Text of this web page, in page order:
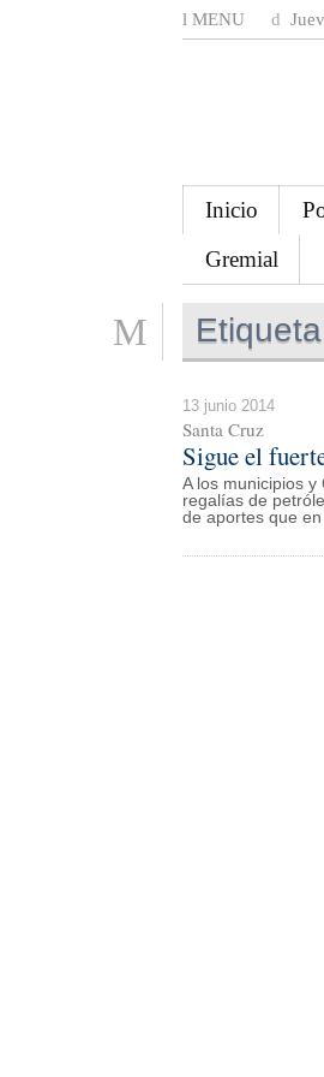
MENU
Inicio
Gremial
13 junio 2014
Santa Cruz
Sigue el
A los municipios
regalías de
de aportes que